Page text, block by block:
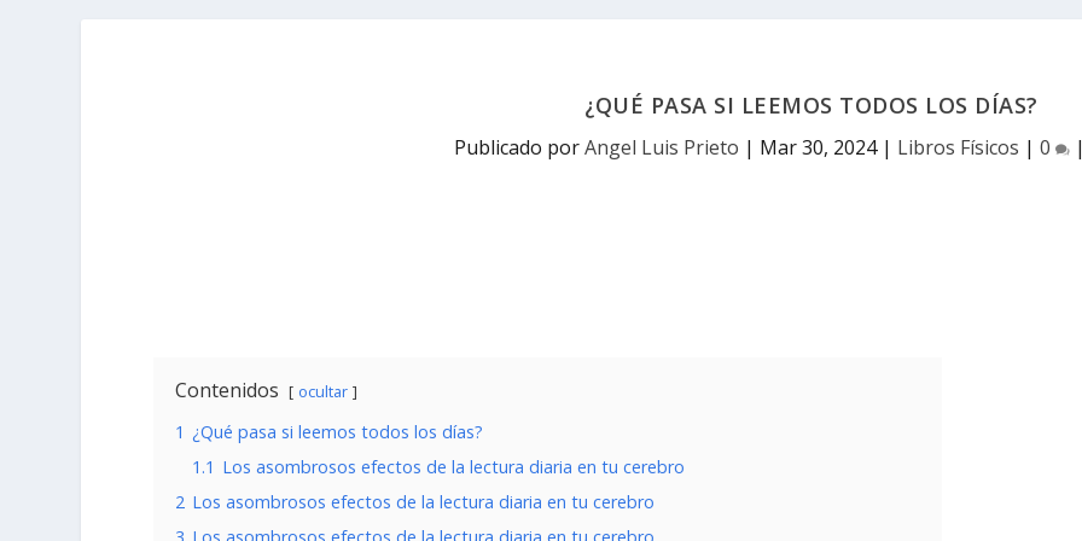
¿QUÉ PASA SI LEEMOS TODOS LOS DÍAS?
Publicado porAngel Luis Prieto | Mar 30, 2024| Libros Físicos | 0
Contenidos ocultar
1 ¿Qué pasa si leemos todos los días?
1.1 Los asombrosos efectos de la lectura diaria en tu cerebro
2 Los asombrosos efectos de la lectura diaria en tu cerebro